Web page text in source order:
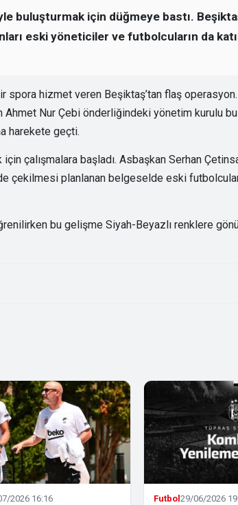
buluşturmak için düğmeye bastı.
eski yöneticiler ve futbolcuların da
spora hizmet veren Beşiktaş’tan flaş
Ahmet Nur Çebi önderliğindeki yönetim kurulu
harekete geçti.
çalışmalara başladı. Asbaşkan Serhan
çekilmesi planlanan belgeselde eski
bu gelişme Siyah-Beyazlı renklere
2026 16:16 Futbol29/06/2026